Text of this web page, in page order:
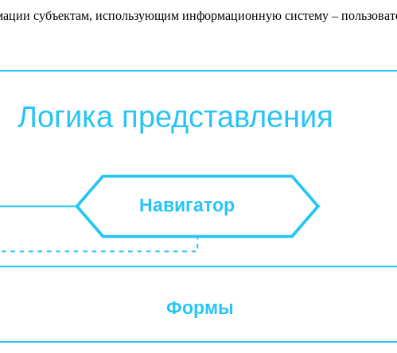
субъектам, использующим информационную систему –
Логика представления
Навигатор
Формы